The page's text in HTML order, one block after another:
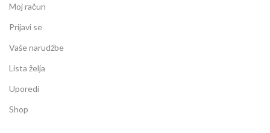
Moj račun
Prijavi se
Vaše narudžbe
Lista želja
Uporedi
Shop